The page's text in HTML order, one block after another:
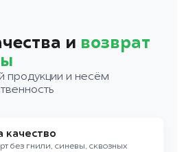
и возврат
продукции и несём
качество
без гнили, синевы, сквозных